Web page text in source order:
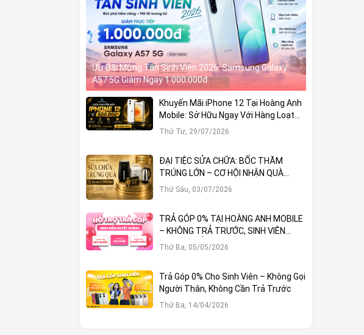
Ưu Đãi Mừng Tân Sinh Viên 2026: Samsung Galaxy
A57 5G Giảm Ngay 1.000.000đ
Khuyến Mãi iPhone 12 Tại Hoàng Anh
Mobile: Sở Hữu Ngay Với Hàng Loạt
Ưu Đãi Hấp Dẫn
Thứ Tư, 29/07/2026
ĐẠI TIỆC SỬA CHỮA: BỐC THĂM
TRÚNG LỚN – CƠ HỘI NHẬN QUÀ
KHỦNG TẠI HOÀNG ANH MOBILE
Thứ Sáu, 03/07/2026
TRẢ GÓP 0% TẠI HOÀNG ANH MOBILE
– KHÔNG TRẢ TRƯỚC, SINH VIÊN
DUYỆT THẲNG!
Thứ Ba, 05/05/2026
Trả Góp 0% Cho Sinh Viên – Không Gọi
Người Thân, Không Cần Trả Trước
Thứ Ba, 14/04/2026